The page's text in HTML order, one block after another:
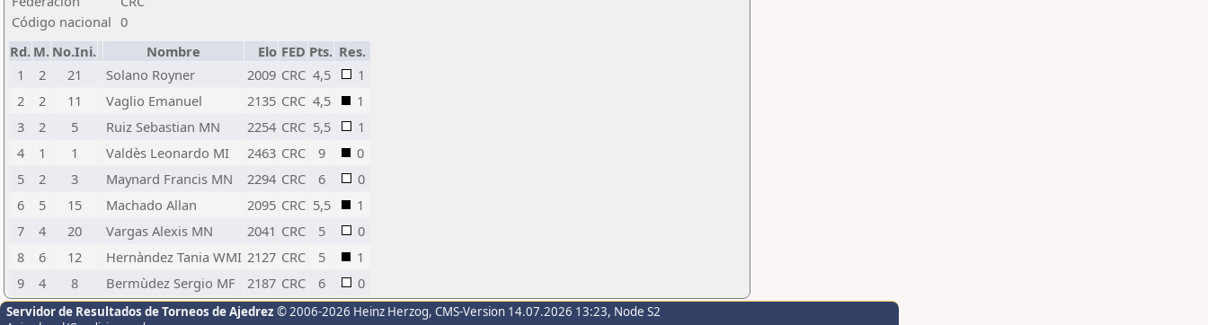
Código nacional 0
Rd. M. No.Ini. Nombre Elo FED Pts. Res.
1
2 21 Solano Royner 2009 CRC 4,5
1
2
2 11 Vaglio Emanuel 2135 CRC 4,5
1
3
2 5 Ruiz Sebastian MN 2254 CRC 5,5
1
4
1 1 Valdès Leonardo MI 2463 CRC 9
0
5
2 3 Maynard Francis MN 2294 CRC 6
0
6
5 15 Machado Allan 2095 CRC 5,5
1
7
4 20 Vargas Alexis MN 2041 CRC 5
0
8
6 12 Hernàndez Tania WMI 2127 CRC 5
1
9
4 8 Bermùdez Sergio MF 2187 CRC 6 0
Servidor de Resultados de Torneos de Ajedrez © 2006-2026 Heinz Herzog, CMS-Version 14.07.2026 13:23, Node S2